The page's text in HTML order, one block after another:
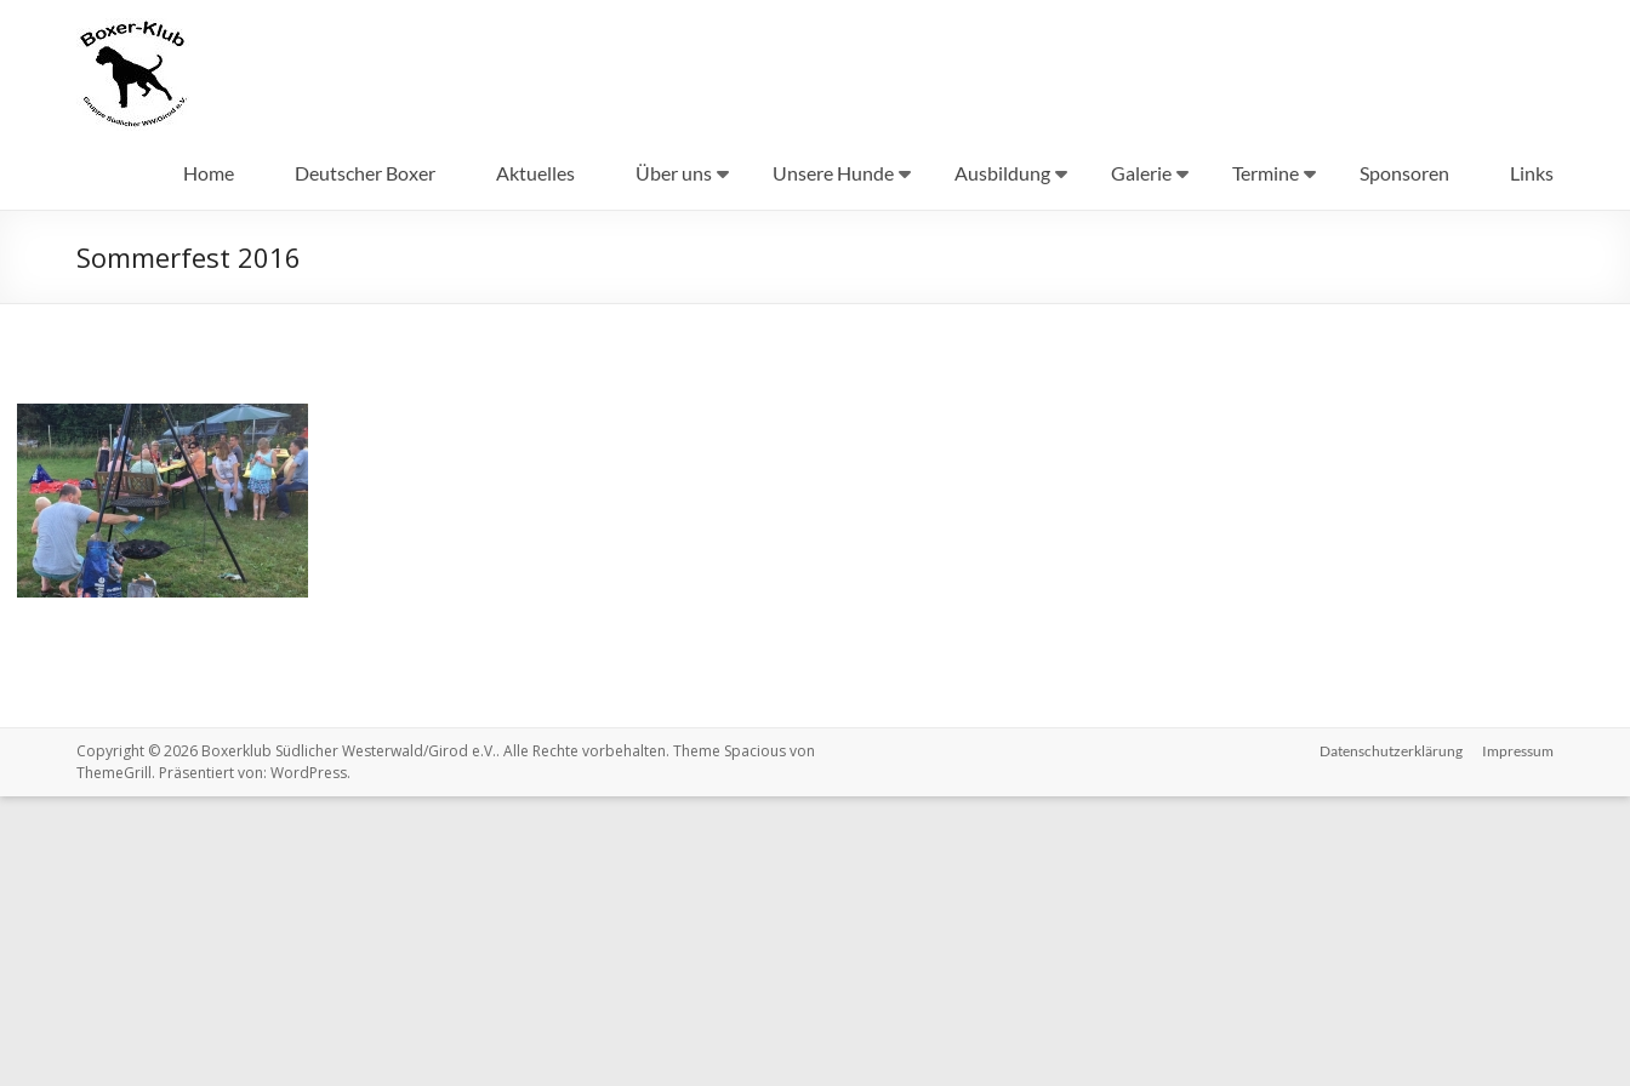
Home Deutscher Boxer Aktuelles Über uns Unsere Hunde Ausbildung Galerie Termine Sponsoren Links
Sommerfest 2016
Copyright © 2026 Boxerklub Südlicher Westerwald/Girod e.V.. Alle Rechte vorbehalten. Theme Spaciousvon
ThemeGrill. Präsentiert von: WordPress.
Datenschutzerklärung Impressum